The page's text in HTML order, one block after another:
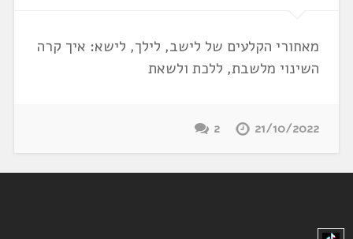
מאחורי הקלעים של לישב, לילך, לישא: איך קרה
השינוי מלשבת, ללכת ולשאת
21/10/2022
2